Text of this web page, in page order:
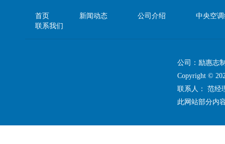
首页 新闻动态 公司介绍
中央空
联系我们
公司：励惠志
Copyright ©
联系人： 范
此网站部分内